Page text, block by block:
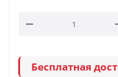
Бесплатная